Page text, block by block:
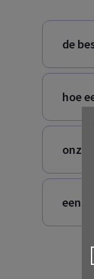
de
hoe
onze
een